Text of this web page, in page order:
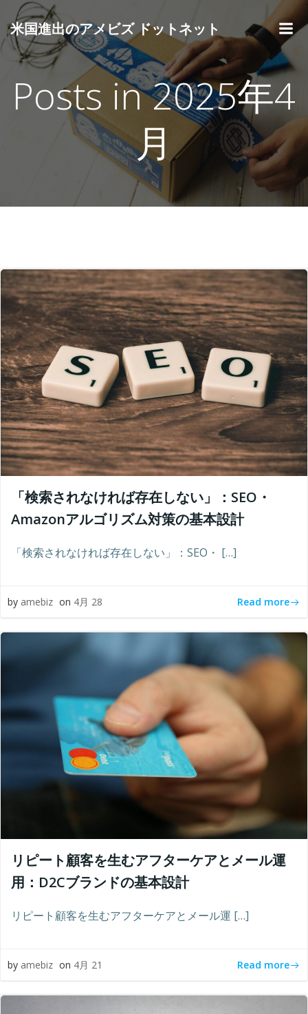
ン
テ
ン
ツ
へ
ス
ッ
プ
米国進出のアメビズ ドットネット
Posts in 2025年4
月
「検索されなければ存在しない」：SEO・
Amazonアルゴリズム対策の基本設計
「検索されなければ存在しない」：SEO・ […]
by amebiz on 4月 28 Read more
リピート顧客を生むアフターケアとメール運
用：D2Cブランドの基本設計
リピート顧客を生むアフターケアとメール運 […]
by amebiz on 4月 21 Read more